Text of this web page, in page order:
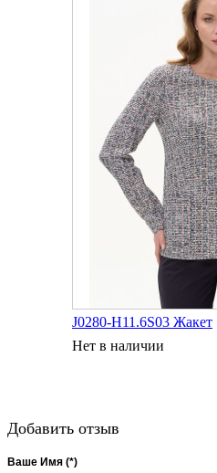
J0280-H11.6S03 Жакет
Нет в наличии
Добавить отзыв
Ваше Имя (*)